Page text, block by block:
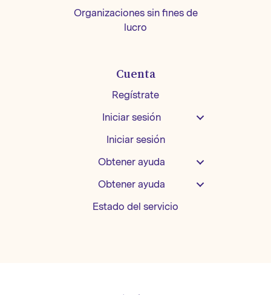
Organizaciones sin fines de
lucro
Cuenta
Regístrate
Iniciar sesión
Iniciar sesión
Obtener ayuda
Obtener ayuda
Estado del servicio